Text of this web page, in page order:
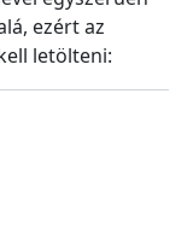
ezért az
letölteni: